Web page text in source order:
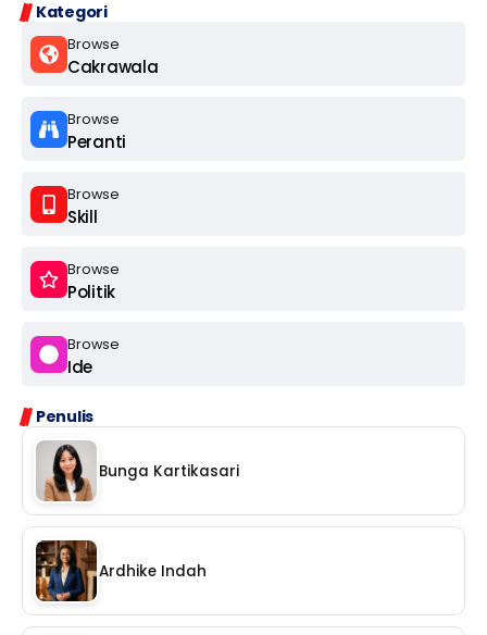
Kategori
Browse
Cakrawala
Browse
Peranti
Browse
Skill
Browse
Politik
Browse
Ide
Penulis
Bunga Kartikasari
Ardhike Indah